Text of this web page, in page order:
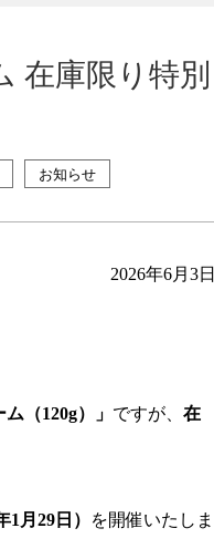
在庫限り特別
お知らせ
2026年6月3日
（120g）」 ですが、 在
月29日）
を開催いたしま